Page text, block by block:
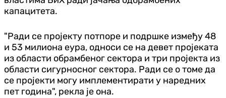
капацитета.
"Ради се пројекту потпоре и подршке између 48
и 53 милиона еура, односи се на девет пројеката
из области обрамбеног сектора и три пројекта из
области сигурносног сектора. Ради се о томе да
се пројекти могу имплементирати у наредних
пет година", рекла је она.